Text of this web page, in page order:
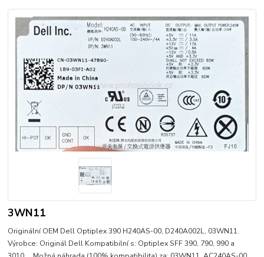
3WN11
Originální OEM Dell Optiplex 390 H240AS-00, D240A002L, 03WN11.
Výrobce: Originál Dell Kompatibilní s: Optiplex SFF 390, 790, 990 a